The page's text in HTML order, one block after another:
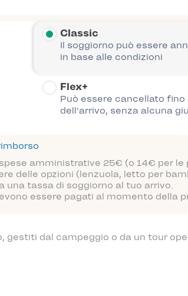
Classic
Il soggiorno può essere
in base alle condizioni
Flex+
Può essere cancellato fino
dell'arrivo, senza alcuna
amministrative 25€ (o 14€ per le
delle opzioni (lenzuola, letto per
una tassa di soggiorno al tuo arrivo.
essere pagati al momento della
gestiti dal campeggio o da un tour